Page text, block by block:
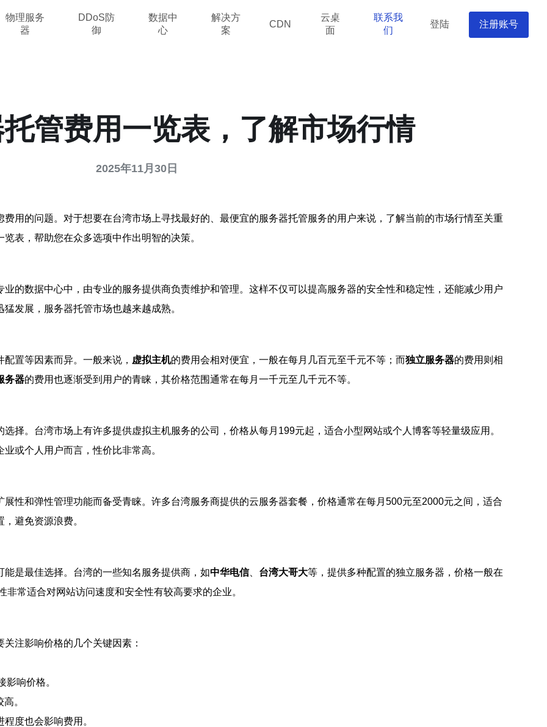
物理服务
器
DDoS防
御
数据中
心
解决方
案
CDN
云桌
面
联系我
们
登陆 注册账号
管费用一览表，了解市场行情
2025年11月30日
费用的问题。对于想要在台湾市场上寻找最好的、最便宜的服务器托管服务的用户来说，了解当前的市场行情至关重
表，帮助您在众多选项中作出明智的决策。
的数据中心中，由专业的服务提供商负责维护和管理。这样不仅可以提高服务器的安全性和稳定性，还能减少用户
发展，服务器托管市场也越来越成熟。
置等因素而异。一般来说， 虚拟主机的费用会相对便宜，一般在每月几百元至千元不等；而独立服务器的费用则相
务器的费用也逐渐受到用户的青睐，其价格范围通常在每月一千元至几千元不等。
选择。台湾市场上有许多提供虚拟主机服务的公司，价格从每月199元起，适合小型网站或个人博客等轻量级应用。
或个人用户而言，性价比非常高。
展性和弹性管理功能而备受青睐。许多台湾服务商提供的云服务器套餐，价格通常在每月500元至2000元之间，适合
避免资源浪费。
能是最佳选择。台湾的一些知名服务提供商，如中华电信、 台湾大哥大等，提供多种配置的独立服务器，价格一般在
常适合对网站访问速度和安全性有较高要求的企业。
注影响价格的几个关键因素：
响价格。
。
度也会影响费用。